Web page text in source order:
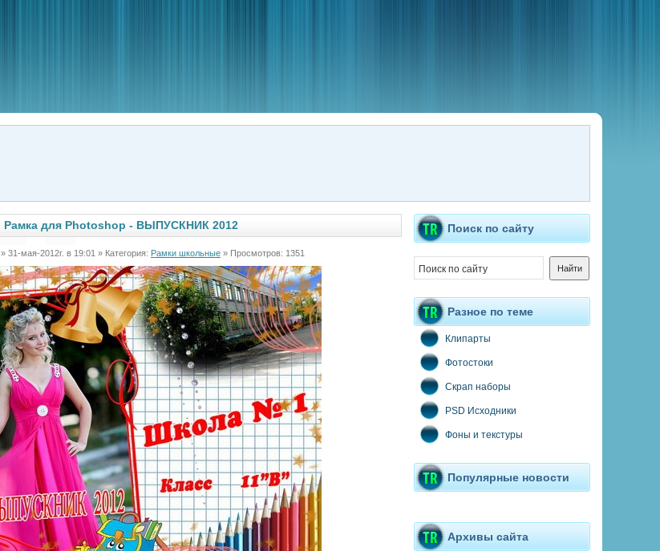
Рамка для Photoshop - ВЫПУСКНИК 2012
» 31-мая-2012г. в 19:01 » Категория: Рамки школьные » Просмотров: 1351
Поиск по сайту
Разное по теме
Клипарты
Фотостоки
Скрап наборы
PSD Исходники
Фоны и текстуры
Популярные новости
Архивы сайта